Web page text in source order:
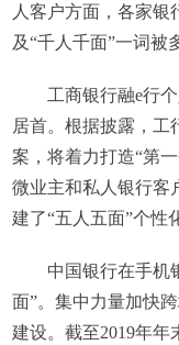
人客户方面，各家银
及“千人千面”一词被
工商银行融e行
居首。根据披露，工
案，将着力打造“第
微业主和私人银行客
建了“五人五面”个性
中国银行在手机
面”。集中力量加快
建设。截至2019年年